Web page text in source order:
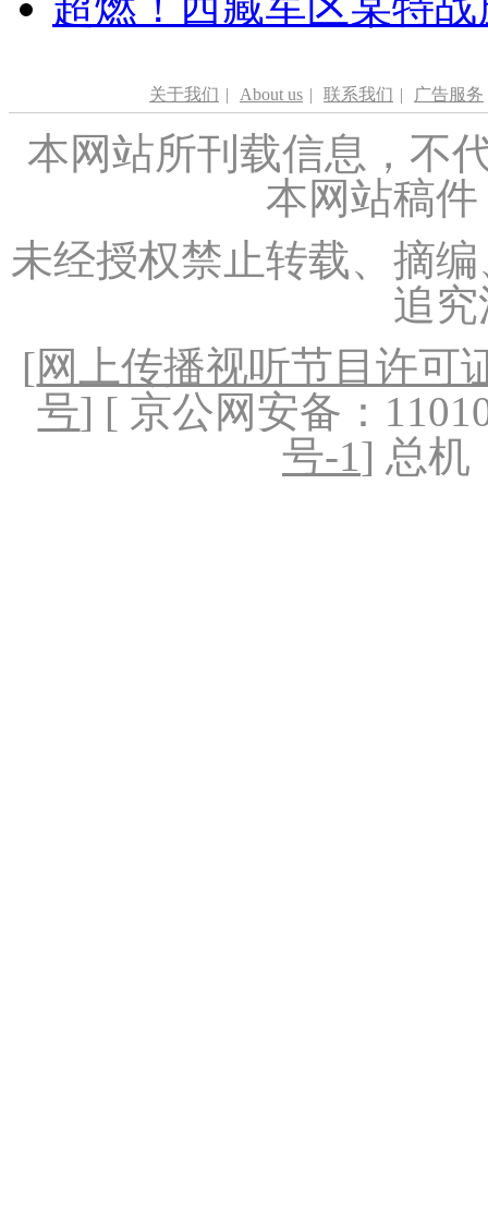
关于我们 | About us | 联系我们 | 广告服务
本网站所刊载信息，不
本网站稿
未经授权禁止转载、摘
追
[网上传播视听节目许可
号] [ 京公网安备：
号-1] 总机